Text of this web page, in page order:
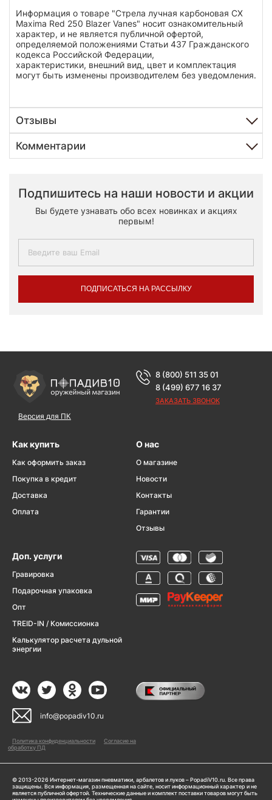
Информация о товаре "Стрела лучная карбоновая CX
Maxima Red 250 Blazer Vanes" носит ознакомительный
характер, и не является публичной офертой,
определяемой положениями Статьи 437 Гражданского
кодекса Российской Федерации,
характеристики, внешний вид, цвет и комплектация
могут быть изменены производителем без уведомления.
Отзывы
Комментарии
Подпишитесь на наши новости и акции
Вы будете узнавать обо всех новинках и акциях
первым!
ПОДПИСАТЬСЯ НА РАССЫЛКУ
Версия для ПК
8 (800) 511 35 01
8 (499) 677 16 37
ЗАКАЗАТЬ ЗВОНОК
Как купить
Как оформить заказ
Покупка в кредит
Доставка
Оплата
О нас
О магазине
Новости
Контакты
Гарантии
Отзывы
Доп. услуги
Гравировка
Подарочная упаковка
Опт
TREID-IN / Комиссионка
Калькулятор расчета дульной
энергии
info@popadiv10.ru
Политика конфиденциальности
Согласие на
обработку ПД
© 2013-2026 Интернет-магазин пневматики, арбалетов и луков – PopadiV10.ru. Все права
защищены. Вся информация, размещенная на сайте, носит информационный характер и не
является публичной офертой. Технические данные и комплект поставки товаров могут быть